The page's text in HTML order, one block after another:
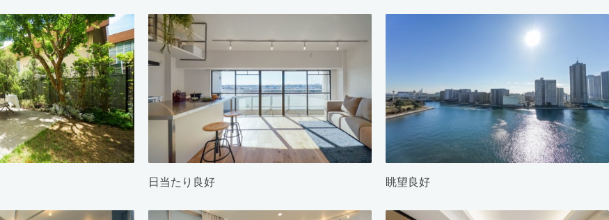
日当たり良好 眺望良好